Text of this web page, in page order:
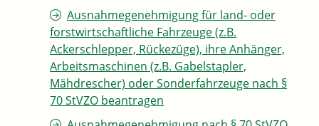
Ausnahmegenehmigung für land- oder
forstwirtschaftliche Fahrzeuge (z.B.
Ackerschlepper, Rückezüge), ihre Anhänger,
Arbeitsmaschinen (z.B. Gabelstapler,
Mähdrescher) oder Sonderfahrzeuge nach §
70 StVZO beantragen